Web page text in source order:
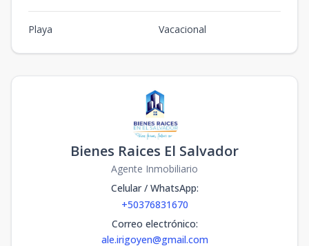
Playa Vacacional
Bienes Raices El Salvador
Agente Inmobiliario
Celular / WhatsApp:
+50376831670
Correo electrónico:
ale.irigoyen@gmail.com